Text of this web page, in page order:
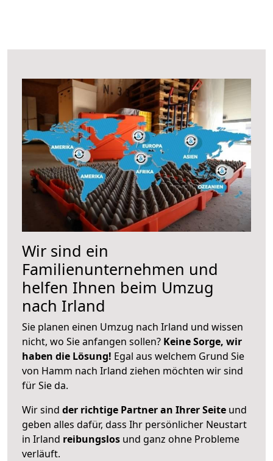
Wir sind ein
Familienunternehmen und
helfen Ihnen beim Umzug
nach Irland
Sie planen einen Umzug nach Irland und wissen
nicht, wo Sie anfangen sollen? Keine Sorge, wir
haben die Lösung! Egal aus welchem Grund Sie
von Hamm nach Irland ziehen möchten wir sind
für Sie da.
Wir sind der richtige Partner an Ihrer Seite und
geben alles dafür, dass Ihr persönlicher Neustart
in Irland reibungslos und ganz ohne Probleme
verläuft.